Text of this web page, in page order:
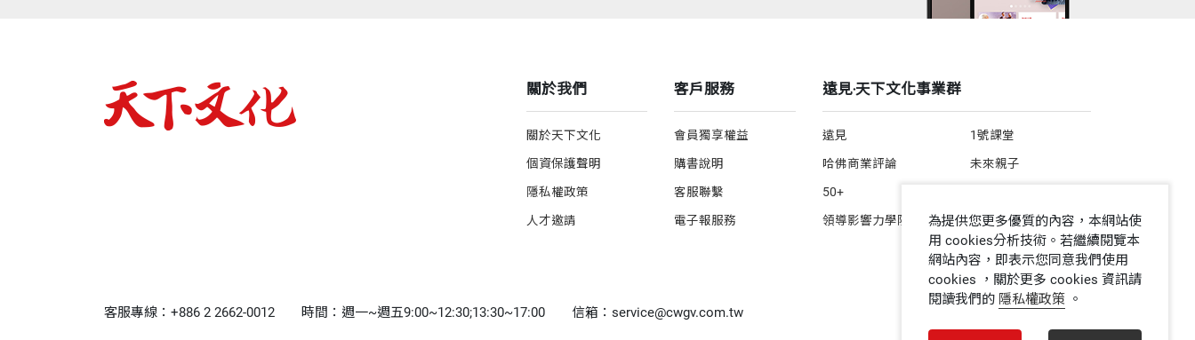
關於我們
關於天下文化
個資保護聲明
隱私權政策
人才邀請
客戶服務
會員獨享權益
購書說明
客服聯繫
電子報服務
遠見‧天下文化事業群
遠見
哈佛商業評論
50+
領導影響力學院
1號課堂
未來親子
客服專線：+886 2 2662-0012 時間：週一~週五9:00~12:30;13:30~17:00 信箱：service@cwgv.com.tw
為提供您更多優質的內容，本網站使
用 cookies分析技術。若繼續閱覽本
網站內容，即表示您同意我們使用
cookies ，關於更多 cookies 資訊請
閱讀我們的 隱私權政策 。